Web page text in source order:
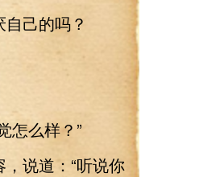
己的吗？
么样？”
说道：“听说你